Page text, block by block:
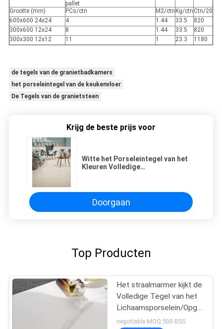
pallet
Grootte (mm)
PCs/ctn M2/ctn Kg/ctn Ctn/20
600x600 24x24
4 1.44 33.5
820
300x600 12x24
8 1.44 33.5
820
300x300 12x12
11 1 23.3 1180
de tegels van de granietbadkamers
het porseleintegel van de keukenvloer
De Tegels van de granietsteen
Krijg de beste prijs voor
Witte het Porseleintegel van het
Kleuren Volledige
Doorgaan
Top Producten
Het straalmarmer kijkt de
Volledige Tegel van het
Lichaamsporselein/
Marmeren Porseleintegel
negotiable MOQ:500 BSS